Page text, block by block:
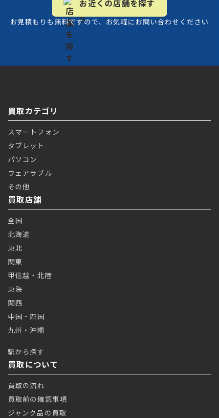
お近くの店舗を探す
お見積もりも無料ですので、お気軽にお問い合わせください
買取カテゴリ
スマートフォン
タブレット
パソコン
ウェアラブル
その他
買取店舗
全国
北海道
東北
関東
甲信越・北陸
東海
関西
中国・四国
九州・沖縄
駅から探す
買取について
買取の流れ
買取前の確認事項
ジャンク品の買取